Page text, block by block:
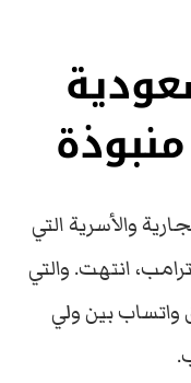
والأسرية التي
انتهت. والتي
بين ولي